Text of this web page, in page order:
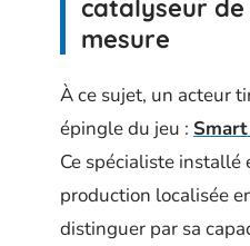
catalyseur
mesure
À ce sujet, un acteur
épingle du jeu :
Ce spécialiste installé
production localisée
distinguer par sa